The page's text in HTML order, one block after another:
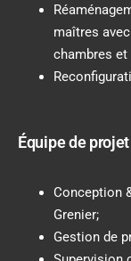
maîtres
chambres et
Équipe de projet
Conception
Grenier;
Gestion de